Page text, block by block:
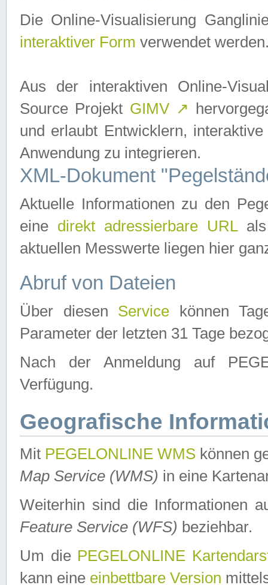
Die Online-Visualisierung
interaktiver Form verwendet
Aus der interaktiven Online-
Source Projekt GIMV ↗
und erlaubt Entwicklern,
Anwendung zu integrieren.
XML-Dokument
Aktuelle Informationen zu den
eine direkt adressierbare URLals
aktuellen Messwerte liegen hier
Abruf von Dateien
Über diesen Service können
Parameter der letzten 31 Tage
Nach der Anmeldung auf
Verfügung.
Geografische
Mit PEGELONLINE WMS können
Map Service (WMS) in eine
Weiterhin sind die Informationen
Feature Service (WFS) beziehbar.
Um die PEGELONLINE
kann eine einbettbare Version